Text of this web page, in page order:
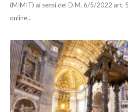
(MIMIT) ai sensi del D.M. 6/5/2022 art.
online...